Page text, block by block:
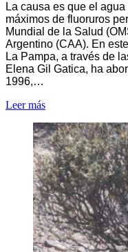
La causa es que el
máximos de fluoruros
Mundial de la Salud
Argentino (CAA). En
La Pampa, a través de
Elena Gil Gatica, ha
1996,…
Leer más